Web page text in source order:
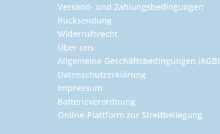
Versand- und Zahlungsbedingungen
Rücksendung
Widerrufsrecht
Über uns
Allgemeine Geschäftsbedingungen (AGB)
Datenschutzerklärung
Impressum
Batterieverordnung
Online-Plattform zur Streitbeilegung